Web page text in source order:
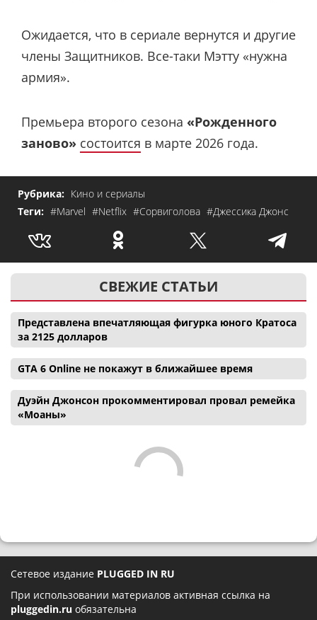
Ожидается, что в сериале вернутся и другие
члены Защитников. Все-таки Мэтту «нужна
армия».
Премьера второго сезона «Рожденного
заново» состоится в марте 2026 года.
Рубрика: Кино и сериалы
Теги: #Marvel #Netflix #Сорвиголова #Джессика Джонс
СВЕЖИЕ СТАТЬИ
Представлена впечатляющая фигурка юного Кратоса
за 2125 долларов
GTA 6 Online не покажут в ближайшее время
Дуэйн Джонсон прокомментировал провал ремейка
«Моаны»
Сетевое издание PLUGGED IN RU
При использовании материалов активная ссылка на
pluggedin.ru обязательна